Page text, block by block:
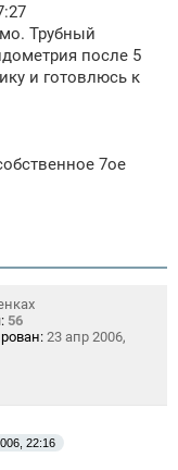
Трубный
после 5
и готовлюсь к
7ое
56
23 апр 2006,
22:16